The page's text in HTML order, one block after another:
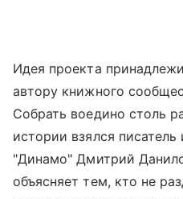
Идея проекта
автору книжного
Собрать воедино столь
истории взялся
"Динамо" Дмитрий
объясняет тем, кто не